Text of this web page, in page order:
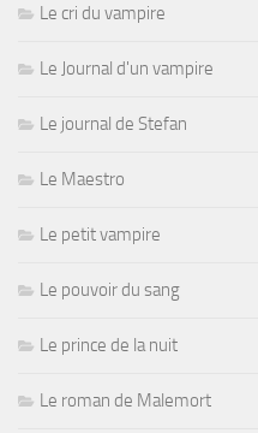
Le cri du vampire
Le Journal d'un vampire
Le journal de Stefan
Le Maestro
Le petit vampire
Le pouvoir du sang
Le prince de la nuit
Le roman de Malemort